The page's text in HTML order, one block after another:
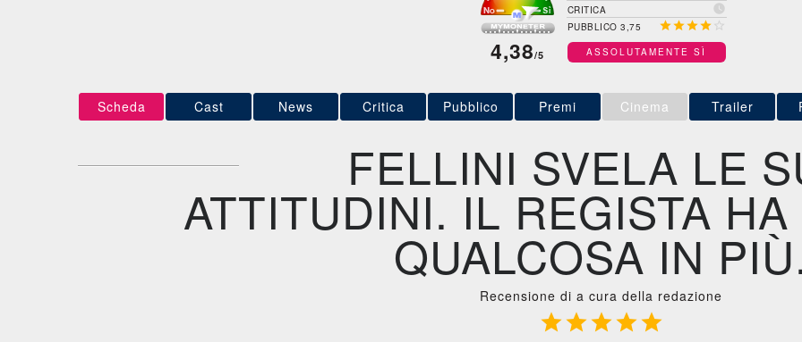
4,38/5
CRITICA 
PUBBLICO 3,75  
ASSOLUTAMENTE SÌ
Scheda Cast News Critica Pubblico Premi Cinema Trailer
FELLINI SVELA LE
ATTITUDINI. IL REGISTA
QUALCOSA IN
Recensione di a cura della redazione
